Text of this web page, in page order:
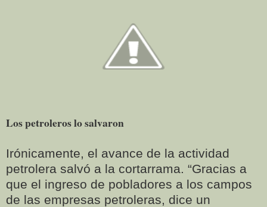
Los petroleros lo salvaron
Irónicamente, el avance de la actividad
petrolera salvó a la cortarrama. “Gracias a
que el ingreso de pobladores a los campos
de las empresas petroleras, dice un